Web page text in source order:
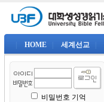
HOME 세계선교
비밀번호 기억